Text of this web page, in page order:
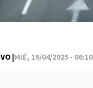
|MIÉ, 16/04/2025 - 06:10